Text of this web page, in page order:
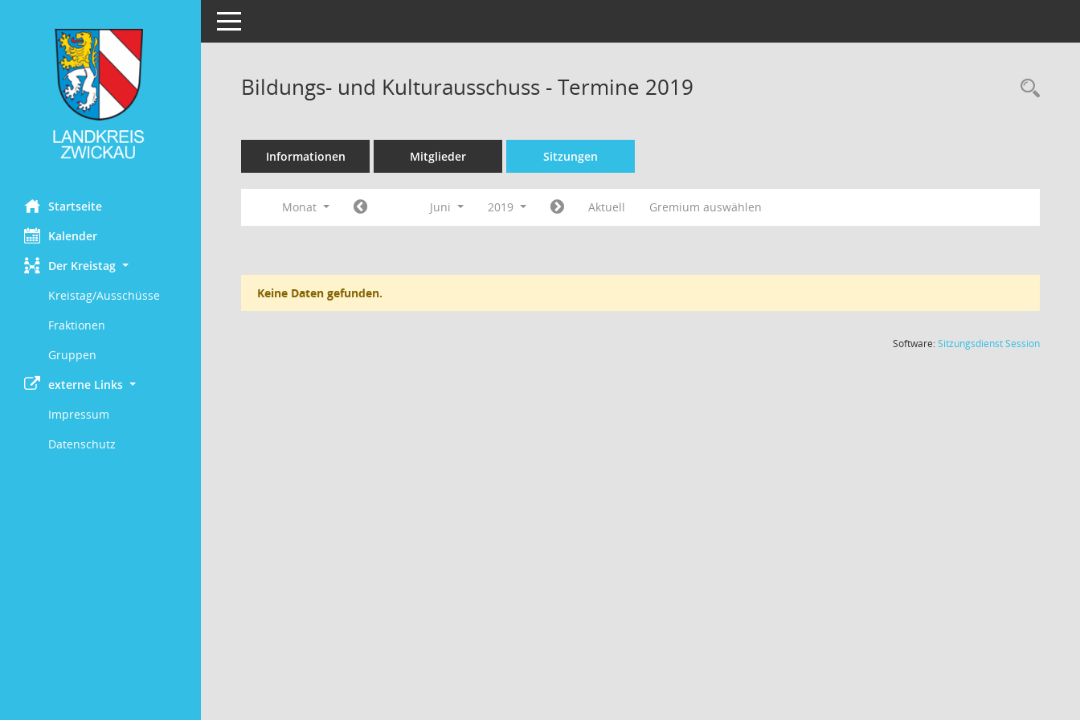
Startseite
Kalender
Der Kreistag
Kreistag/Ausschüsse
Fraktionen
Gruppen
externe Links
Impressum
Datenschutz
Toggle navigation
Bildungs- und Kulturausschuss - Termine 2019
Informationen Mitglieder Sitzungen
Monat Juni 2019 Aktuell Gremium auswählen
Keine Daten gefunden.
Software:SitzungsdienstSession(Wird in